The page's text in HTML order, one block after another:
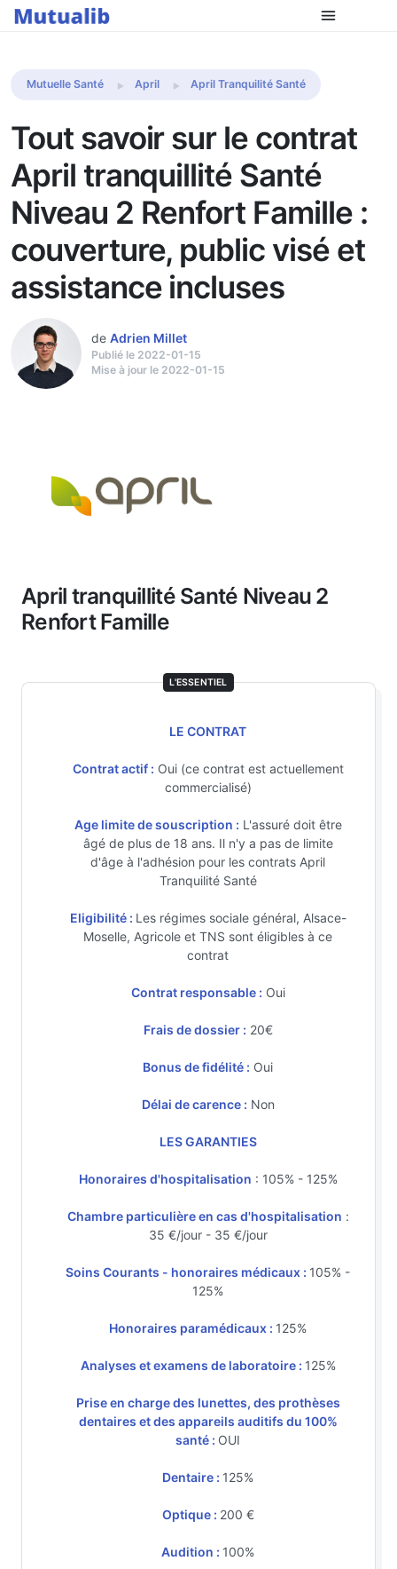
Comparer les mutuelles
Mutuelle Santé April April Tranquilité Santé
Tout savoir sur le contrat
April tranquillité Santé
Niveau 2 Renfort Famille :
couverture, public visé et
assistance incluses
de Adrien Millet
Publié le 2022-01-15
Mise à jour le 2022-01-15
April tranquillité Santé Niveau 2
Renfort Famille
L'ESSENTIEL
LE CONTRAT
Contrat actif : Oui (ce contrat est actuellement
commercialisé)
Age limite de souscription : L'assuré doit être
âgé de plus de 18 ans. Il n'y a pas de limite
d'âge à l'adhésion pour les contrats April
Tranquilité Santé
Eligibilité : Les régimes sociale général, Alsace-
Moselle, Agricole et TNS sont éligibles à ce
contrat
Contrat responsable : Oui
Frais de dossier : 20€
Bonus de fidélité : Oui
Délai de carence : Non
LES GARANTIES
Honoraires d'hospitalisation : 105% - 125%
Chambre particulière en cas d'hospitalisation :
35 €/jour - 35 €/jour
Soins Courants - honoraires médicaux : 105% -
125%
Honoraires paramédicaux : 125%
Analyses et examens de laboratoire : 125%
Prise en charge des lunettes, des prothèses
dentaires et des appareils auditifs du 100%
santé : OUI
Dentaire : 125%
Optique : 200 €
Audition : 100%